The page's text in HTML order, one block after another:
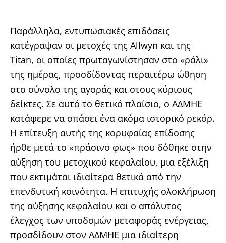
Παράλληλα, εντυπωσιακές επιδόσεις
κατέγραψαν οι μετοχές της Allwyn και της
Titan, οι οποίες πρωταγωνίστησαν στο «ράλι»
της ημέρας, προσδίδοντας περαιτέρω ώθηση
στο σύνολο της αγοράς και στους κύριους
δείκτες. Σε αυτό το θετικό πλαίσιο, ο ΑΔΜΗΕ
κατάφερε να σπάσει ένα ακόμα ιστορικό ρεκόρ.
Η επίτευξη αυτής της κορυφαίας επίδοσης
ήρθε μετά το «πράσινο φως» που δόθηκε στην
αύξηση του μετοχικού κεφαλαίου, μια εξέλιξη
που εκτιμάται ιδιαίτερα θετικά από την
επενδυτική κοινότητα. Η επιτυχής ολοκλήρωση
της αύξησης κεφαλαίου και ο απόλυτος
έλεγχος των υποδομών μεταφοράς ενέργειας,
προσδίδουν στον ΑΔΜΗΕ μια ιδιαίτερη